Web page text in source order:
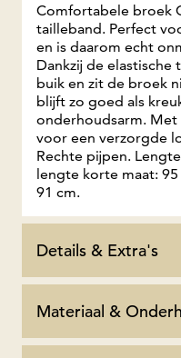
Comfortabele broek
tailleband. Perfect
en is daarom echt
Dankzij de
buik en zit de broek
blijft zo goed als
onderhoudsarm.
voor een verzorgde
Rechte pijpen.
lengte korte maat:
91 cm.
Details & Extra's
Materiaal &